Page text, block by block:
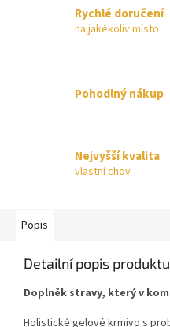
Rychlé doručení
na jakékoliv místo
Pohodlný nákup
Nejvyšší kvalita
vlastní chov
Popis
Detailní popis produktu
Doplněk stravy, který v
Holistické gelové krmivo s